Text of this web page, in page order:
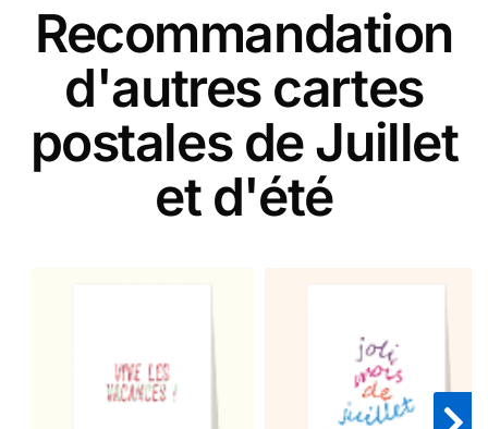
Recommandation
d'autres cartes
postales de Juillet
et d'été